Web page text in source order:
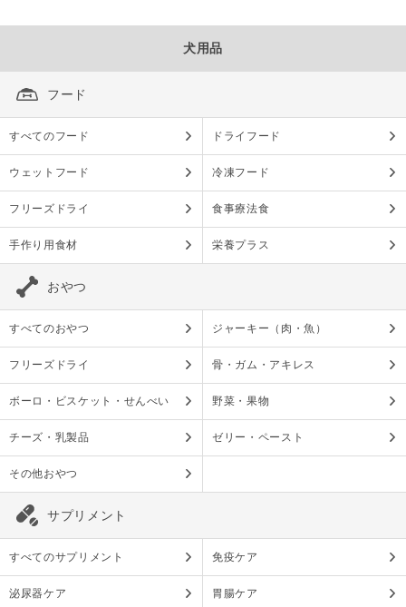
犬用品
フード
すべてのフード ドライフード
ウェットフード 冷凍フード
フリーズドライ 食事療法食
手作り用食材 栄養プラス
おやつ
すべてのおやつ ジャーキー（肉・魚）
フリーズドライ 骨・ガム・アキレス
ボーロ・ビスケット・せんべい 野菜・果物
チーズ・乳製品 ゼリー・ペースト
その他おやつ
サプリメント
すべてのサプリメント 免疫ケア
泌尿器ケア 胃腸ケア